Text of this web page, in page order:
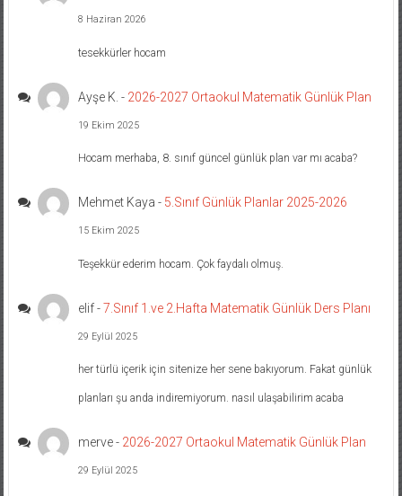
8 Haziran 2026
tesekkürler hocam
Ayşe K. - 2026-2027 Ortaokul Matematik Günlük Plan
19 Ekim 2025
Hocam merhaba, 8. sınıf güncel günlük plan var mı acaba?
Mehmet Kaya - 5.Sınıf Günlük Planlar 2025-2026
15 Ekim 2025
Teşekkür ederim hocam. Çok faydalı olmuş.
elif-7.Sınıf 1.ve 2.Hafta Matematik Günlük Ders Planı
29 Eylül 2025
her türlü içerik için sitenize her sene bakıyorum. Fakat günlük
planları şu anda indiremiyorum. nasıl ulaşabilirim acaba
merve- 2026-2027 Ortaokul Matematik Günlük Plan
29 Eylül 2025